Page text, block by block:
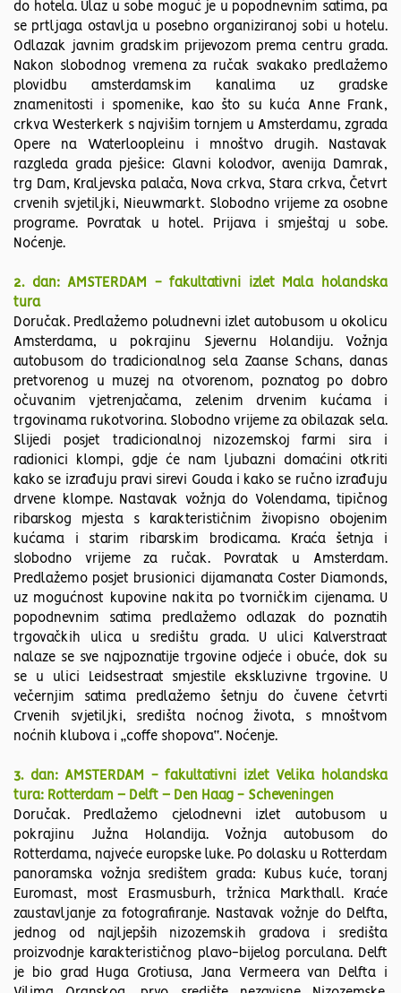
do hotela. Ulaz u sobe moguć je u popodnevnim satima, pa
se prtljaga ostavlja u posebno organiziranoj sobi u hotelu.
Odlazak javnim gradskim prijevozom prema centru grada.
Nakon slobodnog vremena za ručak svakako predlažemo
plovidbu amsterdamskim kanalima uz gradske
znamenitosti i spomenike, kao što su kuća Anne Frank,
crkva Westerkerk s najvišim tornjem u Amsterdamu, zgrada
Opere na Waterloopleinu i mnoštvo drugih. Nastavak
razgleda grada pješice: Glavni kolodvor, avenija Damrak,
trg Dam, Kraljevska palača, Nova crkva, Stara crkva, Četvrt
crvenih svjetiljki, Nieuwmarkt. Slobodno vrijeme za osobne
programe. Povratak u hotel. Prijava i smještaj u sobe.
Noćenje.
2. dan: AMSTERDAM - fakultativni izlet Mala holandska
tura
Doručak. Predlažemo poludnevni izlet autobusom u okolicu
Amsterdama, u pokrajinu Sjevernu Holandiju. Vožnja
autobusom do tradicionalnog sela Zaanse Schans, danas
pretvorenog u muzej na otvorenom, poznatog po dobro
očuvanim vjetrenjačama, zelenim drvenim kućama i
trgovinama rukotvorina. Slobodno vrijeme za obilazak sela.
Slijedi posjet tradicionalnoj nizozemskoj farmi sira i
radionici klompi, gdje će nam ljubazni domaćini otkriti
kako se izrađuju pravi sirevi Gouda i kako se ručno izrađuju
drvene klompe. Nastavak vožnja do Volendama, tipičnog
ribarskog mjesta s karakterističnim živopisno obojenim
kućama i starim ribarskim brodicama. Kraća šetnja i
slobodno vrijeme za ručak. Povratak u Amsterdam.
Predlažemo posjet brusionici dijamanata Coster Diamonds,
uz mogućnost kupovine nakita po tvorničkim cijenama. U
popodnevnim satima predlažemo odlazak do poznatih
trgovačkih ulica u središtu grada. U ulici Kalverstraat
nalaze se sve najpoznatije trgovine odjeće i obuće, dok su
se u ulici Leidsestraat smjestile ekskluzivne trgovine. U
večernjim satima predlažemo šetnju do čuvene četvrti
Crvenih svjetiljki, središta noćnog života, s mnoštvom
noćnih klubova i „coffe shopova“. Noćenje.
3. dan: AMSTERDAM - fakultativni izlet Velika holandska
tura: Rotterdam – Delft – Den Haag - Scheveningen
Doručak. Predlažemo cjelodnevni izlet autobusom u
pokrajinu Južna Holandija. Vožnja autobusom do
Rotterdama, najveće europske luke. Po dolasku u Rotterdam
panoramska vožnja središtem grada: Kubus kuće, toranj
Euromast, most Erasmusburh, tržnica Markthall. Kraće
zaustavljanje za fotografiranje. Nastavak vožnje do Delfta,
jednog od najljepših nizozemskih gradova i središta
proizvodnje karakterističnog plavo-bijelog porculana. Delft
je bio grad Huga Grotiusa, Jana Vermeera van Delfta i